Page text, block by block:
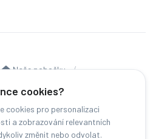
cookies?
cookies pro personalizaci
a zobrazování relevantních
změnit nebo odvolat.
Naše pobočky